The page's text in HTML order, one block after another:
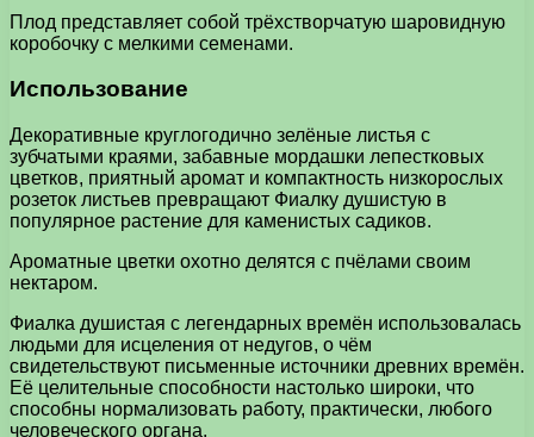
Плод представляет собой трёхстворчатую шаровидную
коробочку с мелкими семенами.
Использование
Декоративные круглогодично зелёные листья с
зубчатыми краями, забавные мордашки лепестковых
цветков, приятный аромат и компактность низкорослых
розеток листьев превращают Фиалку душистую в
популярное растение для каменистых садиков.
Ароматные цветки охотно делятся с пчёлами своим
нектаром.
Фиалка душистая с легендарных времён использовалась
людьми для исцеления от недугов, о чём
свидетельствуют письменные источники древних времён.
Её целительные способности настолько широки, что
способны нормализовать работу, практически, любого
человеческого органа.